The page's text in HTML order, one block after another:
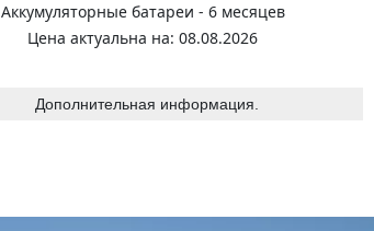
Аккумуляторные батареи - 6 месяцев
Цена актуальна на: 08.08.2026
Дополнительная информация.